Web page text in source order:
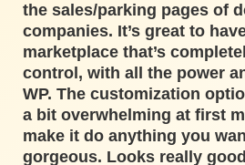
the sales/parking pages of
companies. It’s great to
marketplace that’s
control, with all the power
WP. The customization
a bit overwhelming at first
make it do anything you
gorgeous. Looks really